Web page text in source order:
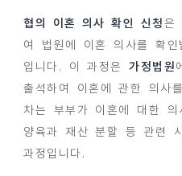
협의 이혼 의사 확인 신청은
여 법원에 이혼 의사를 확
입니다. 이 과정은가정법원
출석하여 이혼에 관한 의사
차는 부부가 이혼에 대한
양육과 재산 분할 등 관련
과정입니다.